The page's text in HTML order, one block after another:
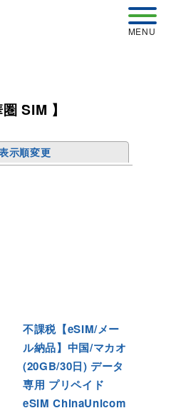
圏 SIM 】
示順変更
不課税【eSIM/メー
ル納品】中国/マカオ
(20GB/30日) データ
専用 プリペイド
eSIM ChinaUnicom